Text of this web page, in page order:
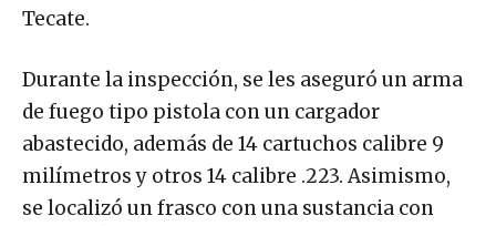
Tecate.
Durante la inspección, se les aseguró un arma
de fuego tipo pistola con un cargador
abastecido, además de 14 cartuchos calibre 9
milímetros y otros 14 calibre .223. Asimismo,
se localizó un frasco con una sustancia con